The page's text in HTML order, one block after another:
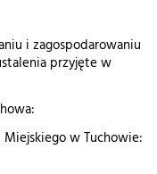
i zagospodarowaniu
przyjęte w
w Tuchowie: